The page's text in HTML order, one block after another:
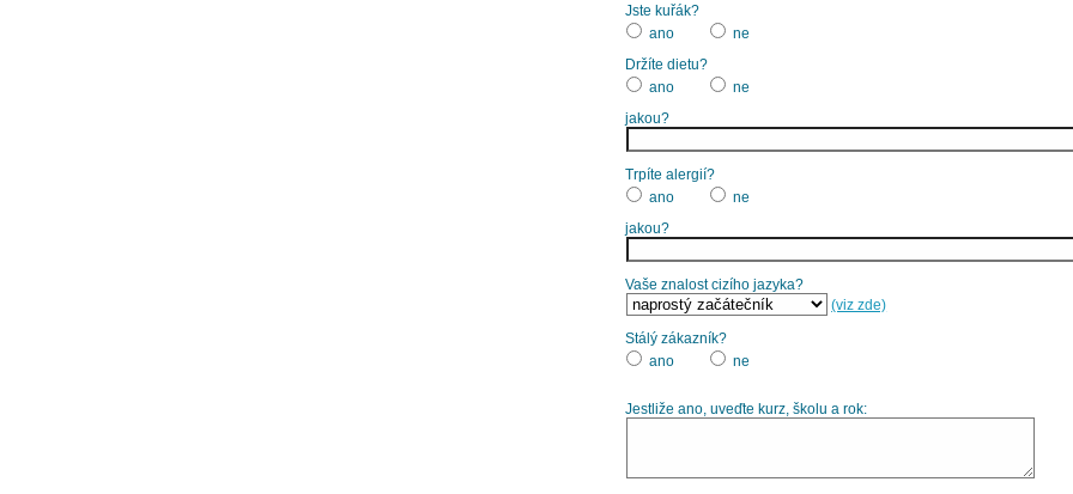
Jste kuřák?
ano
ne
Držíte dietu?
ano
ne
jakou?
Trpíte alergií?
ano
ne
jakou?
Vaše znalost cizího jazyka?
(viz zde)
Stálý zákazník?
ano
ne
Jestliže ano, uveďte kurz, školu a rok: